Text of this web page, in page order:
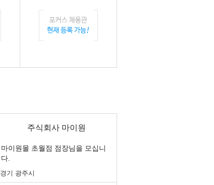
주식회사 마이원
마이원몰 초월점 점장님을 모십니
다.
경기 광주시